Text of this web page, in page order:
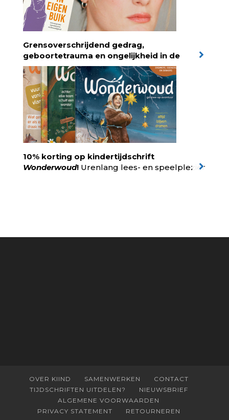
kunnen helpen. Ze schrijft met een
liefdevolle kijk op kinderen en veel begrip
voor ouders. Download het hoofdstuk gratis
via:
evabronsveld.plugandpay.nl/r?
id=ZcYxEBJH
Grensoverschrijdend gedrag,
geboortetrauma en ongelijkheid in de
geboortezorg:in Baas in eigen buik verbindt
filosoof en vroedvrouw Rodante van der Waal
persoonlijke ervaringen aan structureel
onrecht en introduceert ze reproductieve
rechtvaardigheid als een collectieve, radicale
praktijk van zorg. Voor iedereen die wil
begrijpen wat er speelt rond vruchtbaarheid
en geboorte. Koop het boek via
singeluitgeverijen.nl/nijgh-van-
ditmar/boek/baas-in-eigen-buik
10% korting op kindertijdschrift
Wonderwoud! Urenlang lees- en speelplezier
OVER KIIND SAMENWERKEN
CONTACT
TIJDSCHRIFTEN UITDELEN?
NIEUWSBRIEF
ALGEMENE VOORWAARDEN
PRIVACY STATEMENT
RETOURNEREN